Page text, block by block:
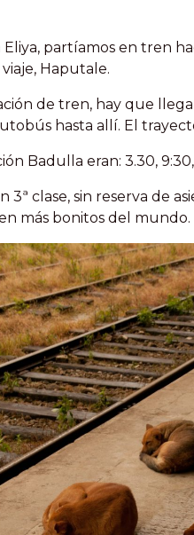
Eliya, partíamos en tren
Haputale.
de tren, hay que
hasta allí. El
Badulla eran: 3.30, 9:30,
clase, sin reserva de
más bonitos del mundo.